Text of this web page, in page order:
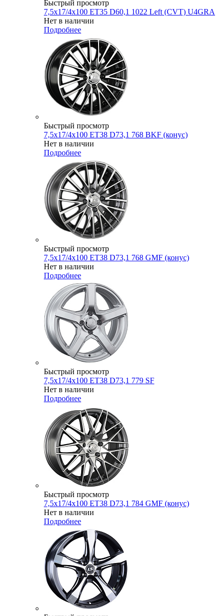
Быстрый просмотр
7,5x17/4x100 ET35 D60,1 1022 Left (CVT) U4GRA
Нет в наличии
Подробнее
Быстрый просмотр
7,5x17/4x100 ET38 D73,1 768 BKF (конус)
Нет в наличии
Подробнее
Быстрый просмотр
7,5x17/4x100 ET38 D73,1 768 GMF (конус)
Нет в наличии
Подробнее
Быстрый просмотр
7,5x17/4x100 ET38 D73,1 779 SF
Нет в наличии
Подробнее
Быстрый просмотр
7,5x17/4x100 ET38 D73,1 784 GMF (конус)
Нет в наличии
Подробнее